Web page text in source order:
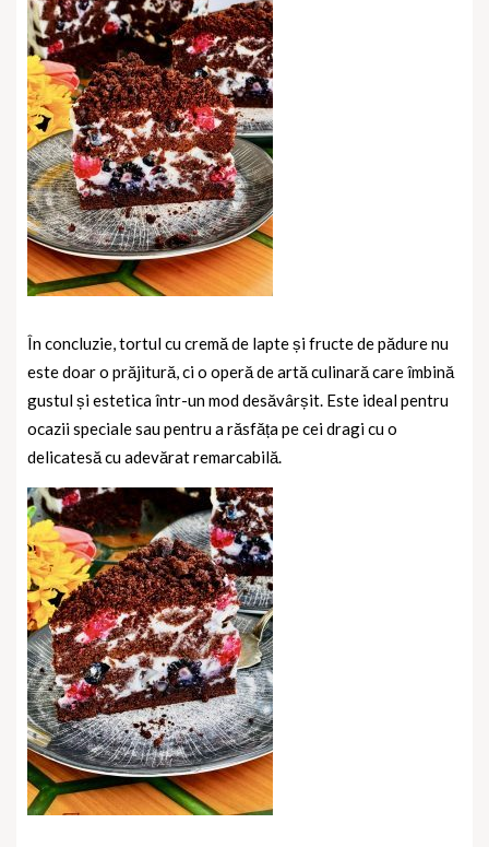
În concluzie, tortul cu cremă de lapte și fructe de pădure nu
este doar o prăjitură, ci o operă de artă culinară care îmbină
gustul și estetica într-un mod desăvârșit. Este ideal pentru
ocazii speciale sau pentru a răsfăța pe cei dragi cu o
delicatesă cu adevărat remarcabilă.